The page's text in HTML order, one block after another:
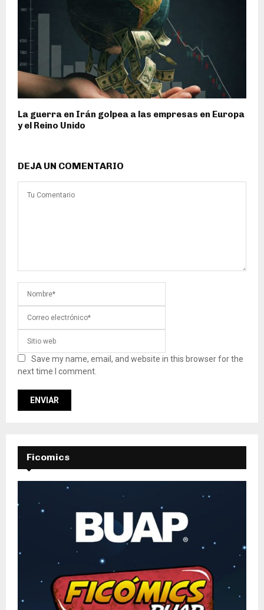
La guerra en Irán golpea a las empresas en Europa
y el Reino Unido
DEJA UN COMENTARIO
Save my name, email, and website in this browser for the
next time I comment.
Ficomics